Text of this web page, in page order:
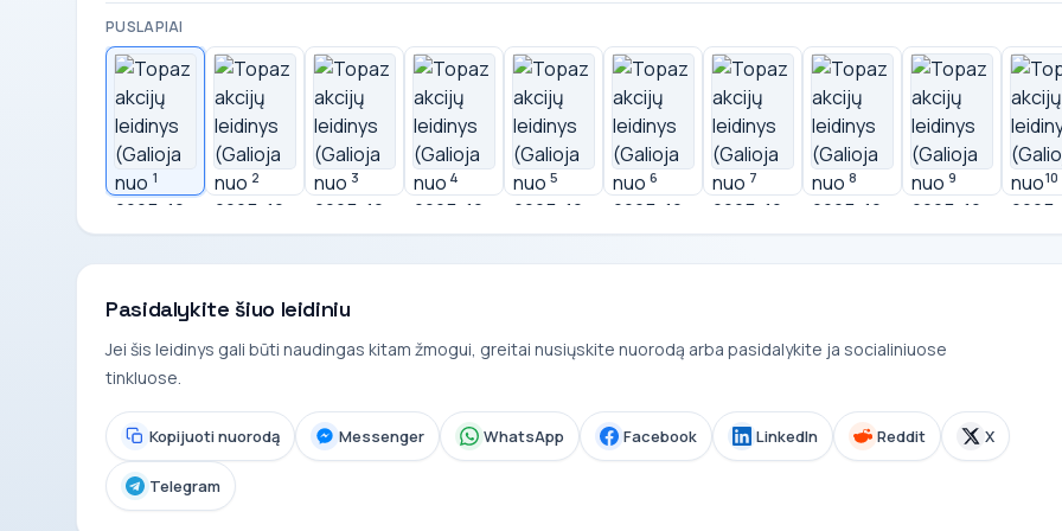
PUSLAPIAI
1 2 3 4 5 6 7 8 9 10
Pasidalykite šiuo leidiniu
Jei šis leidinys gali būti naudingas kitam žmogui, greitai nusiųskite nuorodą arba pasidalykite ja socialiniuose
tinkluose.
Kopijuoti nuorodą Messenger WhatsApp Facebook LinkedIn Reddit X
Telegram